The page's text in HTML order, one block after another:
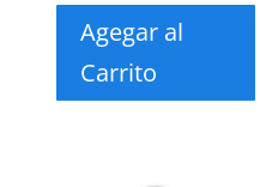
Agegar al
Carrito